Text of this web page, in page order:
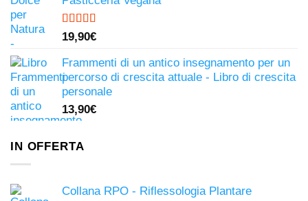
Valutato
4.81
19,90€
Frammenti di un antico insegnamento per un
percorso di crescita attuale - Libro di crescita
personale
13,90€
IN OFFERTA
Collana RPO - Riflessologia Plantare